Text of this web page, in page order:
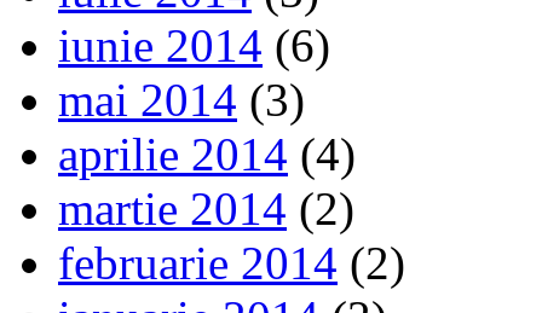
iunie 2014 (6)
mai 2014 (3)
aprilie 2014 (4)
martie 2014 (2)
februarie 2014 (2)